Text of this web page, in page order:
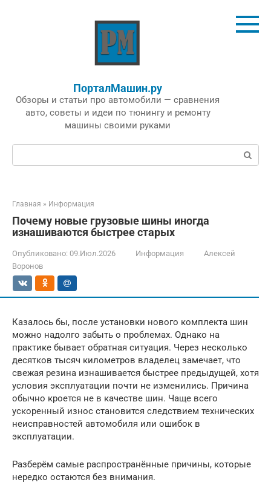
ПорталМашин.ру
Обзоры и статьи про автомобили — сравнения
авто, советы и идеи по тюнингу и ремонту
машины своими руками
Поиск:
Главная » Информация
Почему новые грузовые шины иногда
изнашиваются быстрее старых
Опубликовано: 09.Июл.2026 Информация
Алексей
Воронов
Казалось бы, после установки нового комплекта шин
можно надолго забыть о проблемах. Однако на
практике бывает обратная ситуация. Через несколько
десятков тысяч километров владелец замечает, что
свежая резина изнашивается быстрее предыдущей, хотя
условия эксплуатации почти не изменились. Причина
обычно кроется не в качестве шин. Чаще всего
ускоренный износ становится следствием технических
неисправностей автомобиля или ошибок в
эксплуатации.
Разберём самые распространённые причины, которые
нередко остаются без внимания.